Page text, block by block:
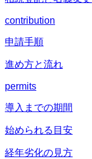
contribution
申請手順
進め方と流れ
permits
導入までの期間
始められる目安
経年劣化の見方